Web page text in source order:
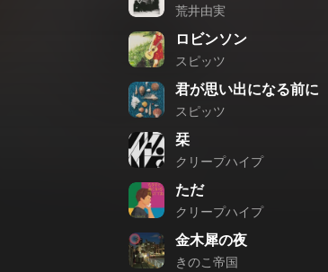
荒井由実
ロビンソン
スピッツ
君が思い出になる前に
スピッツ
栞
クリープハイプ
ただ
クリープハイプ
金木犀の夜
きのこ帝国